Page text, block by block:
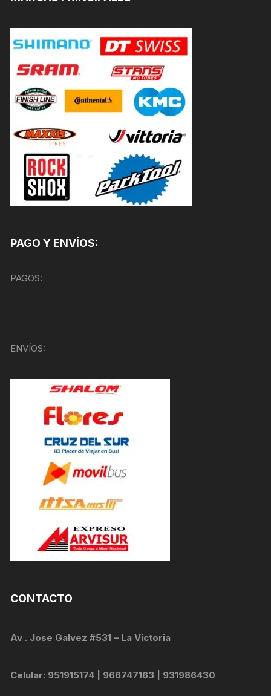
PAGO Y ENVÍOS:
PAGOS:
ENVÍOS:
CONTACTO
Av . Jose Galvez #531 – La Victoria
Celular: 951915174 | 966747163 | 931986430